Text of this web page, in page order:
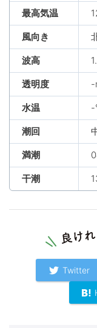
最高気温
風向き
波高
透明度 -
水温
潮回
満潮
干潮
Twitter